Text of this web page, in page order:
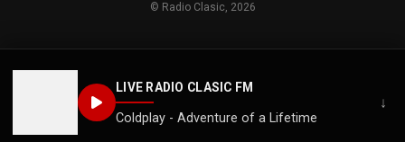
LIVE RADIO CLASIC FM
Coldplay - Adventure of a Lifetime
↓
© Radio Clasic, 2026